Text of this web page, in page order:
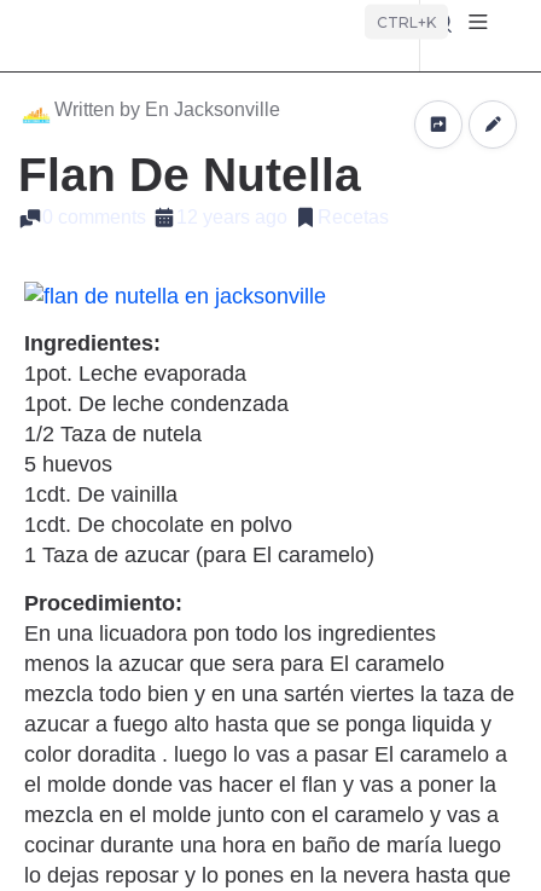
CTRL+K
Written by En Jacksonville
Flan De Nutella
0 comments 12 years ago Recetas
Ingredientes:
1pot. Leche evaporada
1pot. De leche condenzada
1/2 Taza de nutela
5 huevos
1cdt. De vainilla
1cdt. De chocolate en polvo
1 Taza de azucar (para El caramelo)
Procedimiento:
En una licuadora pon todo los ingredientes
menos la azucar que sera para El caramelo
mezcla todo bien y en una sartén viertes la taza de
azucar a fuego alto hasta que se ponga liquida y
color doradita . luego lo vas a pasar El caramelo a
el molde donde vas hacer el flan y vas a poner la
mezcla en el molde junto con el caramelo y vas a
cocinar durante una hora en baño de maría luego
lo dejas reposar y lo pones en la nevera hasta que